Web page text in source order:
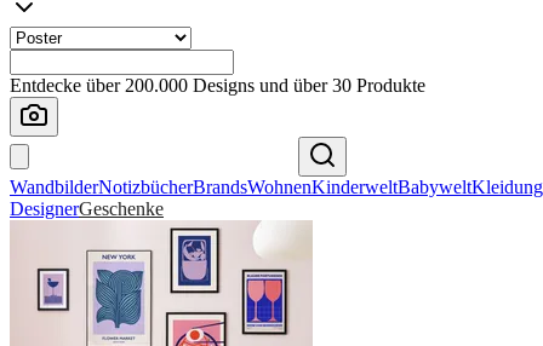
Entdecke über 200.000 Designs und über 30 Produkte
WandbilderNotizbücherBrandsWohnenKinderweltBabyweltKleidung
DesignerGeschenke